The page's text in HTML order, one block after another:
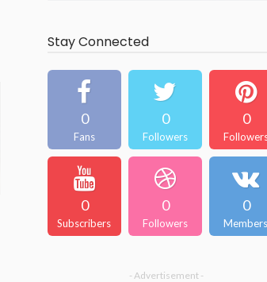
Stay Connected
0
Fans
0
Followers
0
0
Subscribers
0
Followers
0
Members
- Advertisement -